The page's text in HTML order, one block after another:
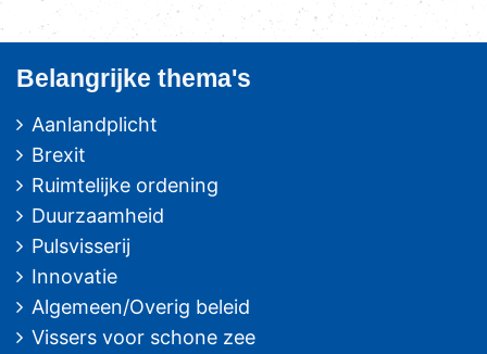
Belangrijke thema's
Aanlandplicht
Brexit
Ruimtelijke ordening
Duurzaamheid
Pulsvisserij
Innovatie
Algemeen/Overig beleid
Vissers voor schone zee